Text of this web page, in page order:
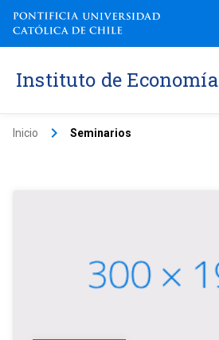
Instituto de Economía
Inicio keyboard_arrow_right Seminarios